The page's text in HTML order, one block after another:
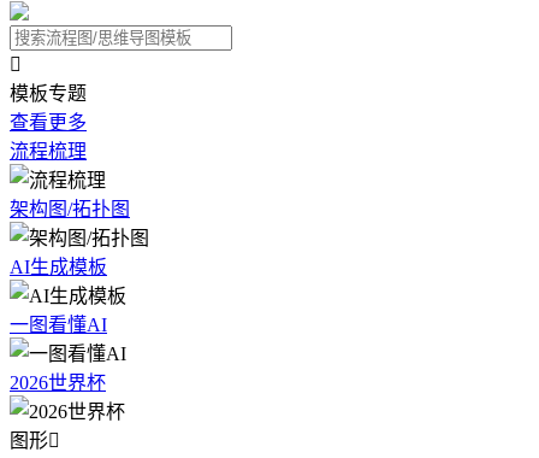

模板专题
查看更多
流程梳理
架构图/拓扑图
AI生成模板
一图看懂AI
2026世界杯
图形